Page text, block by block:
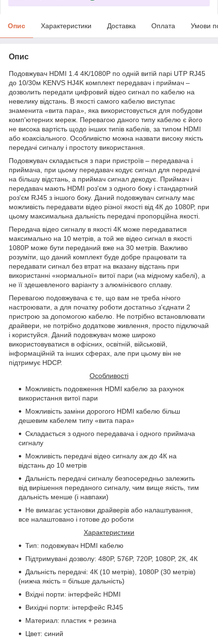
Опис Характеристики Доставка Оплата Умови
Опис
Подовжувач HDMI 1.4 4K/1080P по одній витій парі UTP RJ45
до 10/30м KENVS HJ4K комплект передавач і приймач –
дозволить передати цифровий відео сигнал по кабелю на
невелику відстань. В якості самого кабелю виступає
знаменита «вита пара», яка використовується для побудови
комп'ютерних мереж. Перевагою даного типу кабелю є його
не висока вартість щодо інших типів кабелів, за типом HDMI
або коаксіального. Особливістю можна назвати високу якість
передачі сигналу і простоту використання.
Подовжувач складається з пари пристроїв – передавача і
приймача, при цьому передавач кодує сигнал для передачі
на більшу відстань, а приймач сигнал декодує. Приймач і
передавач мають HDMI роз'єм з одного боку і стандартний
роз'єм RJ45 з іншого боку. Даний подовжувач сигналу має
можливість передавати відео різної якості від 4К до 1080P, при
цьому максимальна дальність передачі пропорційна якості.
Передача відео сигналу в якості 4К може передаватися
максимально на 10 метрів, а той же відео сигнал в якості
1080Р може бути переданий вже на 30 метрів. Важливо
розуміти, що даний комплект буде добре працювати та
передавати сигнал без втрат на вказану відстань при
використанні «нормальної» витої пари (на мідному кабелі), а
не її здешевленого варіанту з алюмінієвого сплаву.
Перевагою подовжувача є те, що вам не треба нічого
настроювати, а для початку роботи достатньо з'єднати 2
пристрою за допомогою кабелю. Не потрібно встановлювати
драйвери, не потрібно додаткове живлення, просто підключай
і користуйся. Даний подовжувач може широко
використовуватися в офісних, освітній, військовій,
інформаційній та інших сферах, але при цьому він не
підтримує HDCP.
Особливості
Можливість подовження HDMI кабелю за рахунок
використання витої пари
Можливість заміни дорогого HDMI кабелю більш
дешевим кабелем типу «вита пара»
Складається з одного передавача і одного приймача
сигналу
Можливість передачі відео сигналу аж до 4К на
відстань до 10 метрів
Дальність передачі сигналу безпосередньо залежить
від вирішення переданого сигналу, чим вище якість, тим
дальність менше (і навпаки)
Не вимагає установки драйверів або налаштування,
все налаштовано і готове до роботи
Характеристики
Тип: подовжувач HDMI кабелю
Підтримувані дозволу: 480P, 576P, 720P, 1080P, 2К, 4К
Дальність передачі: 4К (10 метрів), 1080P (30 метрів)
(нижча якість = більше дальність)
Вхідні порти: інтерфейс HDMI
Вихідні порти: інтерфейс RJ45
Материал: пластик + резина
Цвет: синий